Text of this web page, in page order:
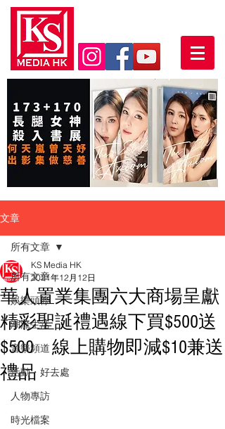
文章
所有文章
娛樂頭條
潮流生活
音樂頻道
活動・好去處
人物專訪
時光檔案
所有文章
華人置業集團六大商場呈獻
精彩聖誕禮遇線下買$500送
$500 線上購物即減$10兼送
禮品
KS Media HK
2021年12月12日